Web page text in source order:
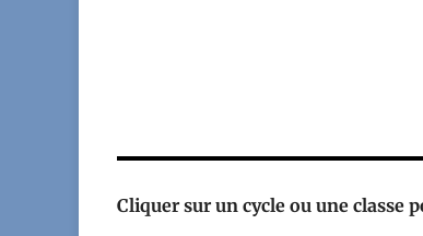
Cliquer sur un cycle ou une classe